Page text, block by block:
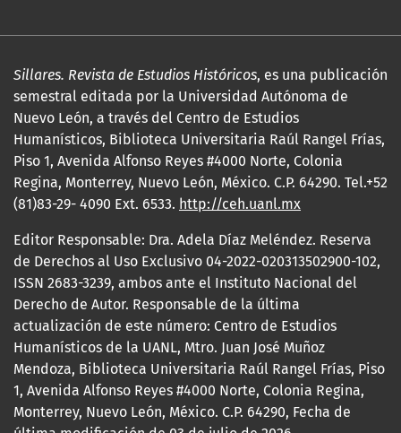
Sillares. Revista de Estudios Históricos, es una publicación
semestral editada por la Universidad Autónoma de
Nuevo León, a través del Centro de Estudios
Humanísticos, Biblioteca Universitaria Raúl Rangel Frías,
Piso 1, Avenida Alfonso Reyes #4000 Norte, Colonia
Regina, Monterrey, Nuevo León, México. C.P. 64290. Tel.+52
(81)83-29- 4090 Ext. 6533. http://ceh.uanl.mx
Editor Responsable: Dra. Adela Díaz Meléndez. Reserva
de Derechos al Uso Exclusivo 04-2022-020313502900-102,
ISSN 2683-3239, ambos ante el Instituto Nacional del
Derecho de Autor. Responsable de la última
actualización de este número: Centro de Estudios
Humanísticos de la UANL, Mtro. Juan José Muñoz
Mendoza, Biblioteca Universitaria Raúl Rangel Frías, Piso
1, Avenida Alfonso Reyes #4000 Norte, Colonia Regina,
Monterrey, Nuevo León, México. C.P. 64290, Fecha de